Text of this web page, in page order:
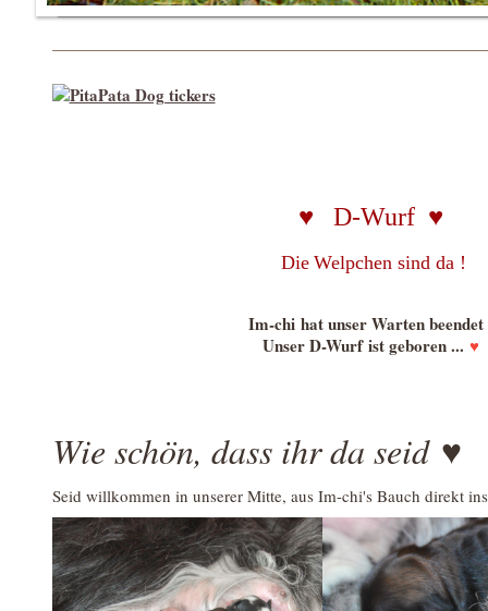
♥ D-Wurf ♥
Die Welpchen sind da !
Im-chi hat unser Warten
Unser D-Wurf ist geboren ... ♥
Wie schön, dass ihr da seid ♥
Seid willkommen in unserer Mitte, aus Im-chi's Bauch direkt